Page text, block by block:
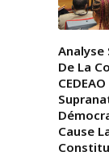
Analyse
De La
Cause